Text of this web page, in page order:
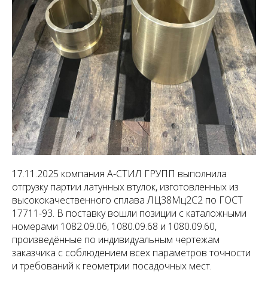
17.11.2025 компания А-СТИЛ ГРУПП выполнила
отгрузку партии латунных втулок, изготовленных из
высококачественного сплава ЛЦ38Мц2С2 по ГОСТ
17711-93. В поставку вошли позиции с каталожными
номерами 1082.09.06, 1080.09.68 и 1080.09.60,
произведённые по индивидуальным чертежам
заказчика с соблюдением всех параметров точности
и требований к геометрии посадочных мест.